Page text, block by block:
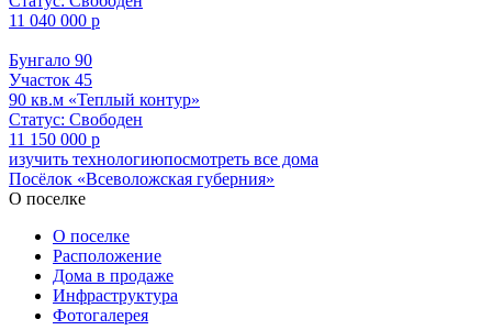
11 040 000 р
Бунгало 90
Участок 45
90 кв.м «Теплый контур»
Статус: Свободен
11 150 000 р
изучить технологиюпосмотреть все дома
Посёлок «Всеволожская губерния»
О поселке
О поселке
Расположение
Дома в продаже
Инфраструктура
Фотогалерея